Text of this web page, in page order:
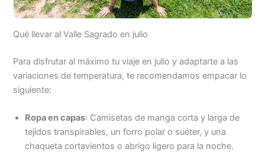
Qué llevar al Valle Sagrado en julio
Para disfrutar al máximo tu viaje en julio y adaptarte a las
variaciones de temperatura, te recomendamos empacar lo
siguiente:
Ropa en capas: Camisetas de manga corta y larga de
tejidos transpirables, un forro polar o suéter, y una
chaqueta cortavientos o abrigo ligero para la noche.